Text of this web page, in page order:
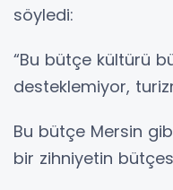
söyledi:
“Bu bütçe kültürü
desteklemiyor,
Bu bütçe Mersin
bir zihniyetin